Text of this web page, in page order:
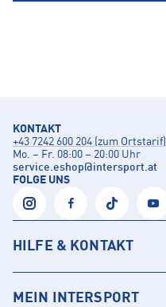
KONTAKT
+43 7242 600 204 (zum Ortstarif)
Mo. – Fr. 08:00 – 20:00 Uhr
service.eshop@intersport.at
FOLGE UNS
HILFE & KONTAKT
MEIN INTERSPORT